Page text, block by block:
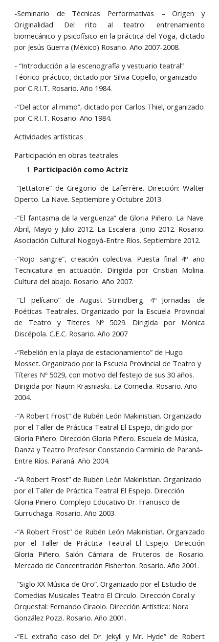
-Seminario de Técnicas Performativas – Origen y
Originalidad Del rito al teatro: entrenamiento
biomecánico y psicofísico en la práctica del Yoga, dictado
por Jesús Guerra (México) Rosario. Año 2007-2008.
- “Introducción a la escenografía y vestuario teatral”
Téorico-práctico, dictado por Silvia Copello, organizado
por C.R.I.T. Rosario. Año 1984.
-“Del actor al mimo”, dictado por Carlos Thiel, organizado
por C.R.I.T. Rosario. Año 1984.
Actividades artísticas
Participación en obras teatrales
Participación como Actriz
-“Jettatore” de Gregorio de Laferrère. Dirección: Walter
Operto. La Nave. Septiembre y Octubre 2013.
-“El fantasma de la vergüenza” de Gloria Piñero. La Nave.
Abril, Mayo y Julio 2012. La Escalera. Junio 2012. Rosario.
Asociación Cultural Nogoyá-Entre Ríos. Septiembre 2012.
-“Rojo sangre”, creación colectiva. Puesta final 4º año
Tecnicatura en actuación. Dirigida por Cristian Molina.
Cultura del abajo. Rosario. Año 2007.
-“El pelícano” de August Strindberg. 4º Jornadas de
Poéticas Teatrales. Organizado por la Escuela Provincial
de Teatro y Títeres Nº 5029. Dirigida por Mónica
Discépola. C.E.C. Rosario. Año 2007
-“Rebelión en la playa de estacionamiento” de Hugo
Mosset. Organizado por la Escuela Provincial de Teatro y
Títeres Nº 5029, con motivo del festejo de sus 30 años.
Dirigida por Naum Krasniaski.. La Comedia. Rosario. Año
2004.
-“A Robert Frost” de Rubén León Makinistian. Organizado
por el Taller de Práctica Teatral El Espejo, dirigido por
Gloria Piñero. Dirección Gloria Piñero. Escuela de Música,
Danza y Teatro Profesor Constancio Carminio de Paraná-
Entre Ríos. Paraná. Año 2004.
-“A Robert Frost” de Rubén León Makinistian. Organizado
por el Taller de Práctica Teatral El Espejo. Dirección
Gloria Piñero. Complejo Educativo Dr. Francisco de
Gurruchaga. Rosario. Año 2003.
-“A Robert Frost” de Rubén León Makinistian. Organizado
por el Taller de Práctica Teatral El Espejo. Dirección
Gloria Piñero. Salón Cámara de Fruteros de Rosario.
Mercado de Concentración Fisherton. Rosario. Año 2001.
-“Siglo XX Música de Oro”. Organizado por el Estudio de
Comedias Musicales Teatro El Círculo. Dirección Coral y
Orquestal: Fernando Ciraolo. Dirección Artística: Nora
González Pozzi. Rosario. Año 2001.
-“EL extraño caso del Dr. Jekyll y Mr. Hyde” de Robert